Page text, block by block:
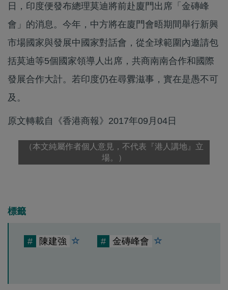
日，印度便發布總理莫迪將前赴廈門出席「金磚峰
會」的消息。今年，中方將在廈門會晤期間舉行新興
市場國家與發展中國家對話會，從全球範圍內邀請包
括莫迪等5個國家領導人出席，共商南南合作和國際
發展合作大計。若印度仍在尋釁滋事，實在是愚不可
及。
原文轉載自《香港商報》2017年09月04日
（本文純屬作者個人意見，不代表『港人講地』立
場。）
標籤
# 陳建強 # 金磚峰會